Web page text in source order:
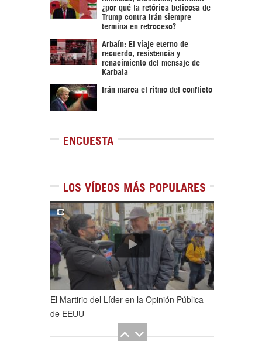
¿por qué la retórica belicosa de
Trump contra Irán siempre
termina en retroceso?
Arbaín: El viaje eterno de
recuerdo, resistencia y
renacimiento del mensaje de
Karbala
Irán marca el ritmo del conflicto
ENCUESTA
LOS VÍDEOS MÁS POPULARES
1de5
El Martirio del Líder en la Opinión Pública
de EEUU